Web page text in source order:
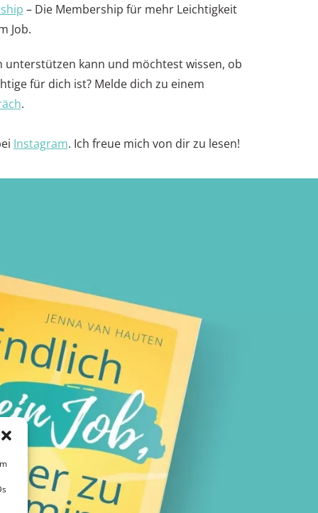
– Die Membership für mehr Leichtigkeit
Job.
unterstützen kann und möchtest wissen, ob
für dich ist? Melde dich zu einem
.
Instagram. Ich freue mich von dir zu lesen!